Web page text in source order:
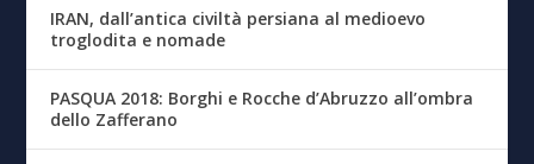
IRAN, dall’antica civiltà persiana al medioevo
troglodita e nomade
PASQUA 2018: Borghi e Rocche d’Abruzzo all’ombra
dello Zafferano